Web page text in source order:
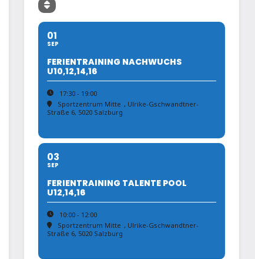
01
SEP
FERIENTRAINING NACHWUCHS
U10,12,14,16
17:30 - 19:00
Sportzentrum Mitte , Ulrike-Gschwandtner-
Straße 6, 5020 Salzburg
03
SEP
FERIENTRAINING TALENTE POOL
U12,14,16
10:00 - 12:00
Sportzentrum Mitte , Ulrike-Gschwandtner-
Straße 6, 5020 Salzburg